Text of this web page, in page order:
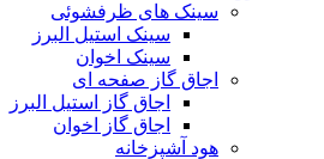
سینک های ظرفشوئی
سینک استیل البرز
سینک اخوان
اجاق گاز صفحه ای
اجاق گاز استیل البرز
اجاق گاز اخوان
هود آشپزخانه